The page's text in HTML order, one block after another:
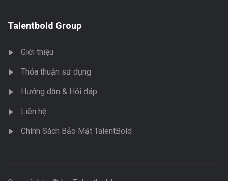
Talentbold Group
Giới thiệu
Thỏa thuận sử dụng
Hướng dẫn & Hỏi đáp
Liên hệ
Chính Sách Bảo Mật TalentBold